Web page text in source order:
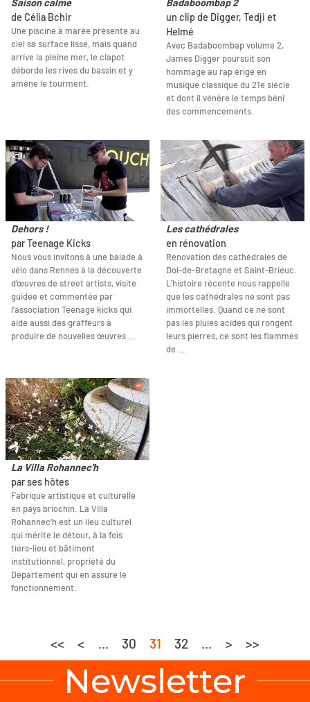
Saison calme
de Célia Bchir
Une piscine à marée présente au
ciel sa surface lisse, mais quand
arrive la pleine mer, le clapot
déborde les rives du bassin et y
amène le tourment.
Badaboombap 2
un clip de Digger, Tedji et
Helmé
Avec Badaboombap volume 2,
James Digger poursuit son
hommage au rap érigé en
musique classique du 21e siècle
et dont il vénère le temps béni
des commencements.
Dehors !
par Teenage Kicks
Nous vous invitons à une balade à
vélo dans Rennes à la découverte
d’œuvres de street artists, visite
guidée et commentée par
l’association Teenage kicks qui
aide aussi des graffeurs à
produire de nouvelles œuvres …
Les cathédrales
en rénovation
Rénovation des cathédrales de
Dol-de-Bretagne et Saint-Brieuc.
L’histoire récente nous rappelle
que les cathédrales ne sont pas
immortelles. Quand ce ne sont
pas les pluies acides qui rongent
leurs pierres, ce sont les flammes
de …
La Villa Rohannec'h
par ses hôtes
Fabrique artistique et culturelle
en pays briochin. La Villa
Rohannec’h est un lieu culturel
qui mérite le détour, à la fois
tiers-lieu et bâtiment
institutionnel, propriété du
Département qui en assure le
fonctionnement.
<< < ... 30 31 32 ... > >>
Newsletter